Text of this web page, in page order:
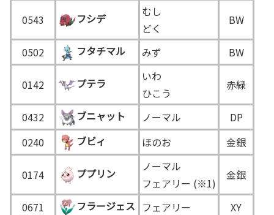
0543 フシデ
むし
どく
BW
0502 フタチマル みず BW
0142 プテラ
いわ
ひこう
赤緑
0432 ブニャット ノーマル
DP
0240
ブビィ ほのお 金銀
0174 ププリン
ノーマル
フェアリー (※1)
金銀
0671 フラージェス フェアリー XY